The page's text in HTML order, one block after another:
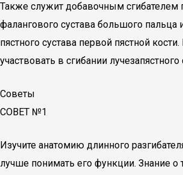
Также служит добавочным сгибателем
фалангового сустава большого пальца
пястного сустава первой пястной
участвовать в сгибании лучезапястного
Советы
СОВЕТ №1
Изучите анатомию длинного
лучше понимать его функции. Знание о